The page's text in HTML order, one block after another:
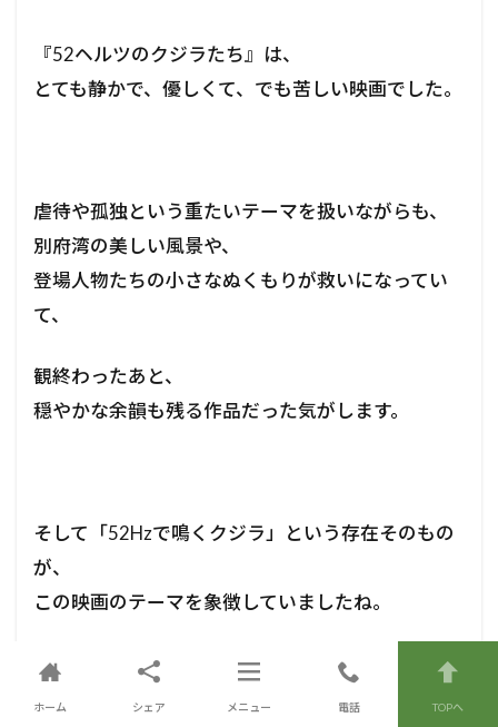
『52ヘルツのクジラたち』は、
とても静かで、優しくて、でも苦しい映画でした。
虐待や孤独という重たいテーマを扱いながらも、
別府湾の美しい風景や、
登場人物たちの小さなぬくもりが救いになってい
て、
観終わったあと、
穏やかな余韻も残る作品だった気がします。
そして「52Hzで鳴くクジラ」という存在そのもの
が、
この映画のテーマを象徴していましたね。
ホーム シェア メニュー 電話 TOPへ